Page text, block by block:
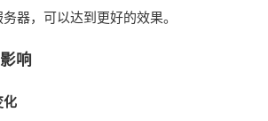
器，可以达到更好的效果。
响
化